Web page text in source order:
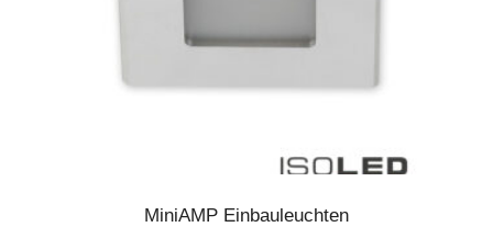
MiniAMP Einbauleuchten